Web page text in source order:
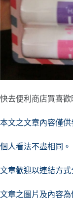
快去便利商店買喜
本文之文章內容僅供
個人看法不盡相同。
文章歡迎以連結方式
文章之圖片及內容為